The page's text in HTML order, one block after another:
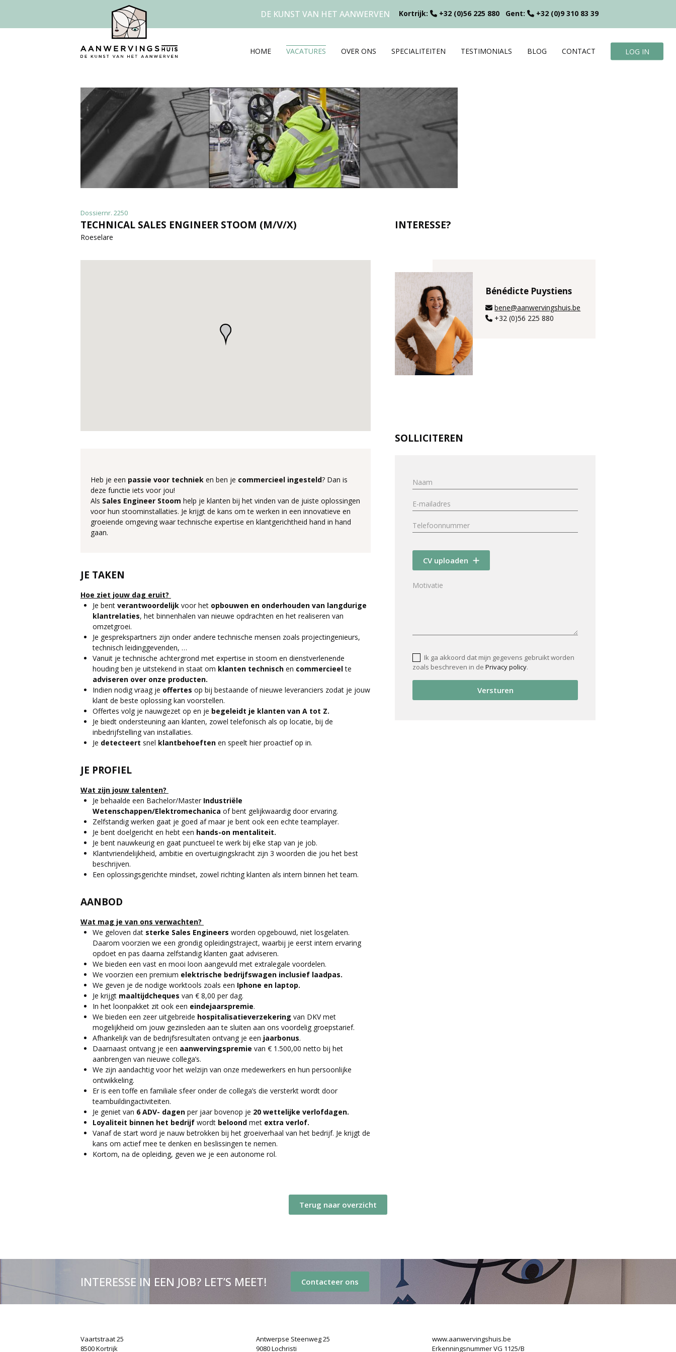
DE KUNST VAN HET AANWERVEN Kortrijk: +32 (0)56 225 880 Gent: +32 (0)9 310 83 39
HOME VACATURES OVER ONS SPECIALITEITEN TESTIMONIALS BLOG CONTACT LOG IN
Dossiernr. 2250
TECHNICAL SALES ENGINEER STOOM (M/V/X)
Roeselare
Heb je een passie voor techniek en ben je commercieel ingesteld? Dan is
deze functie iets voor jou!
Als Sales Engineer Stoom help je klanten bij het vinden van de juiste oplossingen
voor hun stoominstallaties. Je krijgt de kans om te werken in een innovatieve en
groeiende omgeving waar technische expertise en klantgerichtheid hand in hand
gaan.
JE TAKEN
Hoe ziet jouw dag eruit?
Je bent verantwoordelijk voor het opbouwen en onderhouden van langdurige
klantrelaties, het binnenhalen van nieuwe opdrachten en het realiseren van
omzetgroei.
Je gesprekspartners zijn onder andere technische mensen zoals projectingenieurs,
technisch leidinggevenden, …
Vanuit je technische achtergrond met expertise in stoom en dienstverlenende
houding ben je uitstekend in staat om klanten technisch en commercieelte
adviseren over onze producten.
Indien nodig vraag je offertes op bij bestaande of nieuwe leveranciers zodat je jouw
klant de beste oplossing kan voorstellen.
Offertes volg je nauwgezet op en je begeleidt je klanten van A tot Z.
Je biedt ondersteuning aan klanten, zowel telefonisch als op locatie, bij de
inbedrijfstelling van installaties.
Je detecteert snel klantbehoeften en speelt hier proactief op in.
JE PROFIEL
Wat zijn jouw talenten?
Je behaalde een Bachelor/Master Industriële
Wetenschappen/Elektromechanica of bent gelijkwaardig door ervaring.
Zelfstandig werken gaat je goed af maar je bent ook een echte teamplayer.
Je bent doelgericht en hebt een hands-on mentaliteit.
Je bent nauwkeurig en gaat punctueel te werk bij elke stap van je job.
Klantvriendelijkheid, ambitie en overtuigingskracht zijn 3 woorden die jou het best
beschrijven.
Een oplossingsgerichte mindset, zowel richting klanten als intern binnen het team.
AANBOD
Wat mag je van ons verwachten?
We geloven dat sterke Sales Engineers worden opgebouwd, niet losgelaten.
Daarom voorzien we een grondig opleidingstraject, waarbij je eerst intern ervaring
opdoet en pas daarna zelfstandig klanten gaat adviseren.
We bieden een vast en mooi loon aangevuld met extralegale voordelen.
We voorzien een premium elektrische bedrijfswagen inclusief laadpas.
We geven je de nodige worktools zoals een Iphone en laptop.
Je krijgt maaltijdcheques van € 8,00 per dag.
In het loonpakket zit ook een eindejaarspremie.
We bieden een zeer uitgebreide hospitalisatieverzekering van DKV met
mogelijkheid om jouw gezinsleden aan te sluiten aan ons voordelig groepstarief.
Afhankelijk van de bedrijfsresultaten ontvang je een jaarbonus.
Daarnaast ontvang je een aanwervingspremie van € 1.500,00 netto bij het
aanbrengen van nieuwe collega’s.
We zijn aandachtig voor het welzijn van onze medewerkers en hun persoonlijke
ontwikkeling.
Er is een toffe en familiale sfeer onder de collega’s die versterkt wordt door
teambuildingactiviteiten.
Je geniet van 6 ADV- dagen per jaar bovenop je 20 wettelijke verlofdagen.
Loyaliteit binnen het bedrijf wordt beloond met extra verlof.
Vanaf de start word je nauw betrokken bij het groeiverhaal van het bedrijf. Je krijgt de
kans om actief mee te denken en beslissingen te nemen.
Kortom, na de opleiding, geven we je een autonome rol.
INTERESSE?
Bénédicte Puystiens
bene@aanwervingshuis.be
+32 (0)56 225 880
SOLLICITEREN
CV uploaden
Ik ga akkoord dat mijn gegevens gebruikt worden
zoals beschreven in dePrivacy policy.
Versturen
Terug naar overzicht
INTERESSE IN EEN JOB? LET’S MEET! Contacteer ons
Vaartstraat 25
8500 Kortrijk
Antwerpse Steenweg 25
9080 Lochristi
www.aanwervingshuis.be
Erkenningsnummer VG 1125/B